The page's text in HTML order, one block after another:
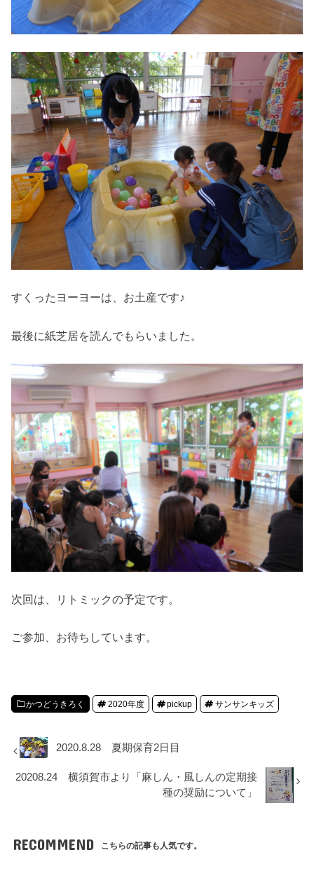
すくったヨーヨーは、お土産です♪
最後に紙芝居を読んでもらいました。
次回は、リトミックの予定です。
ご参加、お待ちしています。
かつどうきろく 2020年度 pickup サンサンキッズ
2020.8.28 夏期保育2日目
20208.24 横須賀市より「麻しん・風しんの定期接
種の奨励について」
RECOMMEND こちらの記事も人気です。